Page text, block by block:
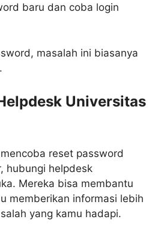
baru dan coba login
masalah ini biasanya
Universitas
reset password
hubungi helpdesk
Mereka bisa membantu
memberikan informasi lebih
yang kamu hadapi.